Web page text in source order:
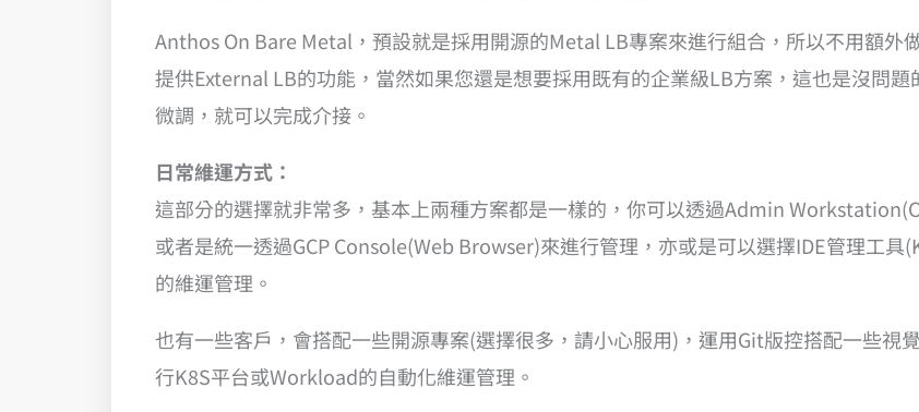
Anthos On Bare Metal，預設就是採用開源的Metal LB專案來進行組合，所以不用額外
提供External LB的功能，當然如果您還是想要採用既有的企業級LB方案，這也是沒問
微調，就可以完成介接。
日常維運方式：
這部分的選擇就非常多，基本上兩種方案都是一樣的，你可以透過Admin
或者是統一透過GCP Console(Web Browser)來進行管理，亦或是可以選擇IDE管理工
的維運管理。
也有一些客戶，會搭配一些開源專案(選擇很多，請小心服用)，運用Git版控搭配一些視
行K8S平台或Workload的自動化維運管理。